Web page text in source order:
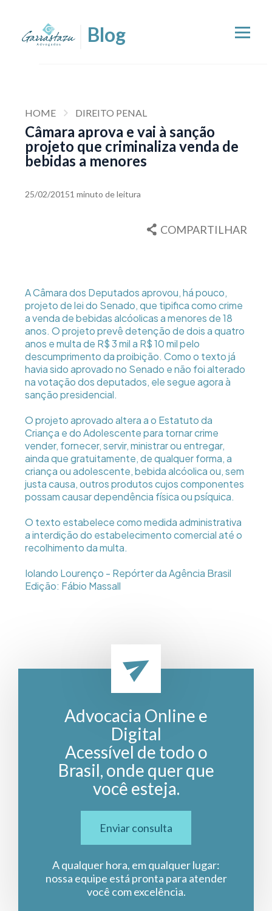
HOME DIREITO PENAL
Câmara aprova e vai à sanção
projeto que criminaliza venda de
bebidas a menores
25/02/20151 minuto de leitura
COMPARTILHAR
A Câmara dos Deputados aprovou, há pouco,
projeto de lei do Senado, que tipifica como crime
a venda de bebidas alcóolicas a menores de 18
anos. O projeto prevê detenção de dois a quatro
anos e multa de R$ 3 mil a R$ 10 mil pelo
descumprimento da proibição. Como o texto já
havia sido aprovado no Senado e não foi alterado
na votação dos deputados, ele segue agora à
sanção presidencial.
O projeto aprovado altera a o Estatuto da
Criança e do Adolescente para tornar crime
vender, fornecer, servir, ministrar ou entregar,
ainda que gratuitamente, de qualquer forma, a
criança ou adolescente, bebida alcóolica ou, sem
justa causa, outros produtos cujos componentes
possam causar dependência física ou psíquica.
O texto estabelece como medida administrativa
a interdição do estabelecimento comercial até o
recolhimento da multa.
Iolando Lourenço - Repórter da Agência Brasil
Edição: Fábio Massall
Advocacia Online e
Digital
Acessível de todo o
Brasil, onde quer que
você esteja.
Enviar consulta
A qualquer hora, em qualquer lugar:
nossa equipe está pronta para atender
você com excelência.